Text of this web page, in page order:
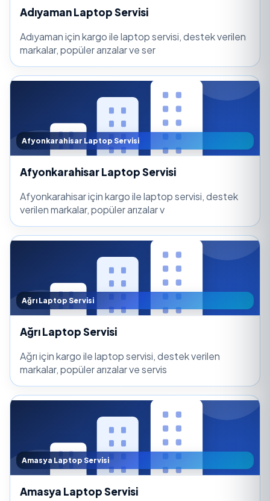
Adıyaman Laptop Servisi
Adıyaman için kargo ile laptop servisi, destek verilen
markalar, popüler arızalar ve ser
Afyonkarahisar Laptop Servisi
Afyonkarahisar Laptop Servisi
Afyonkarahisar için kargo ile laptop servisi, destek
verilen markalar, popüler arızalar v
Ağrı Laptop Servisi
Ağrı Laptop Servisi
Ağrı için kargo ile laptop servisi, destek verilen
markalar, popüler arızalar ve servis
Amasya Laptop Servisi
Amasya Laptop Servisi